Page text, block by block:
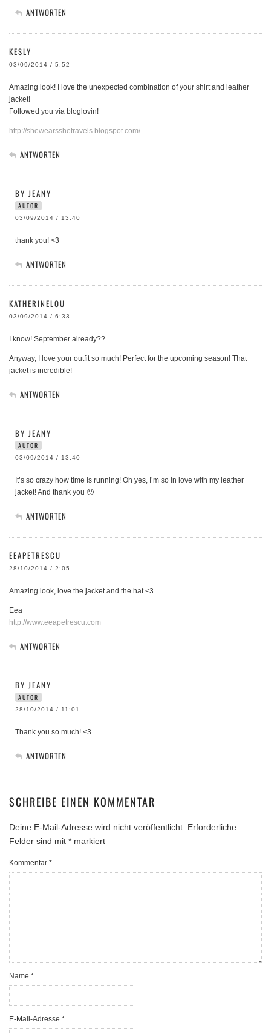
ANTWORTEN
KESLY
03/09/2014 / 5:52
Amazing look! I love the unexpected combination of your shirt and leather
jacket!
Followed you via bloglovin!
http://shewearsshetravels.blogspot.com/
ANTWORTEN
BY JEANY
AUTOR
03/09/2014 / 13:40
thank you! <3
ANTWORTEN
KATHERINELOU
03/09/2014 / 6:33
I know! September already??
Anyway, I love your outfit so much! Perfect for the upcoming season! That
jacket is incredible!
ANTWORTEN
BY JEANY
AUTOR
03/09/2014 / 13:40
It’s so crazy how time is running! Oh yes, I’m so in love with my leather
jacket! And thank you 🙂
ANTWORTEN
EEAPETRESCU
28/10/2014 / 2:05
Amazing look, love the jacket and the hat <3
Eea
http://www.eeapetrescu.com
ANTWORTEN
BY JEANY
AUTOR
28/10/2014 / 11:01
Thank you so much! <3
ANTWORTEN
SCHREIBE EINEN KOMMENTAR
Deine E-Mail-Adresse wird nicht veröffentlicht. Erforderliche
Felder sind mit * markiert
Kommentar *
Name *
E-Mail-Adresse *